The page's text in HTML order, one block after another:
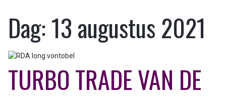
Dag:13 augustus 2021
TURBO TRADE VAN DE